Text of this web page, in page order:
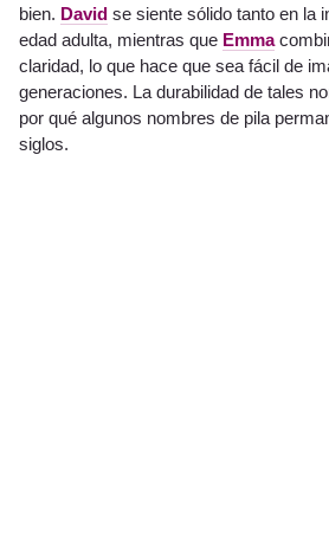
bien. David se siente sólido tanto en la
edad adulta, mientras que Emma
claridad, lo que hace que sea fácil de
generaciones. La durabilidad de tales
por qué algunos nombres de pila
siglos.